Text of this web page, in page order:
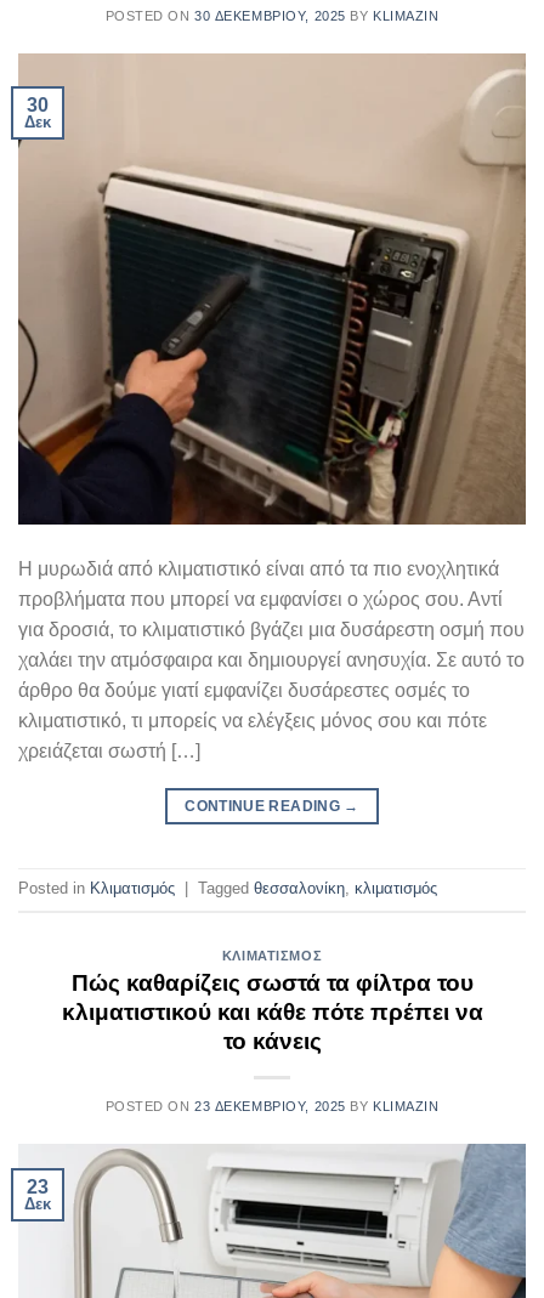
POSTED ON30 ΔΕΚΕΜΒΡΊΟΥ, 2025 BY KLIMAZIN
30
Δεκ
Η μυρωδιά από κλιματιστικό είναι από τα πιο ενοχλητικά
προβλήματα που μπορεί να εμφανίσει ο χώρος σου. Αντί
για δροσιά, το κλιματιστικό βγάζει μια δυσάρεστη οσμή που
χαλάει την ατμόσφαιρα και δημιουργεί ανησυχία. Σε αυτό το
άρθρο θα δούμε γιατί εμφανίζει δυσάρεστες οσμές το
κλιματιστικό, τι μπορείς να ελέγξεις μόνος σου και πότε
χρειάζεται σωστή […]
CONTINUE READING →
Posted in Κλιματισμός Tagged θεσσαλονίκη, κλιματισμός
ΚΛΙΜΑΤΙΣΜΌΣ
Πώς καθαρίζεις σωστά τα φίλτρα του
κλιματιστικού και κάθε πότε πρέπει να
το κάνεις
POSTED ON23 ΔΕΚΕΜΒΡΊΟΥ, 2025 BY KLIMAZIN
23
Δεκ